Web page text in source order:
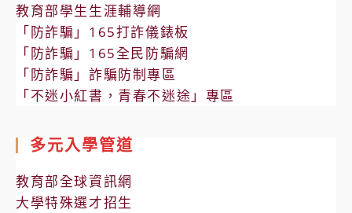
教育部學生生涯輔導網
「防詐騙」165打詐儀錶板
「防詐騙」165全民防騙網
「防詐騙」詐騙防制專區
「不迷小紅書，青春不迷途」專區
多元入學管道
教育部全球資訊網
大學特殊選才招生